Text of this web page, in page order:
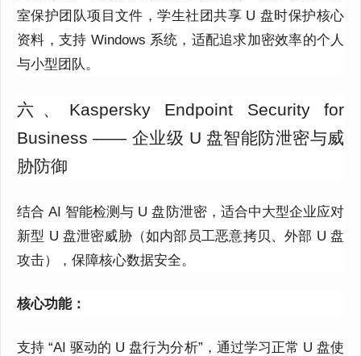
室保护团队项目文件，学生社团共享 U 盘时保护核心
资料，支持 Windows 系统，适配追求加密效率的个人
与小型团队。
六、Kaspersky Endpoint Security for
Business —— 企业级 U 盘智能防泄密与威
胁防御
结合 AI 智能检测与 U 盘防泄密，适合中大型企业应对
新型 U 盘泄密威胁（如内部员工恶意拷贝、外部 U 盘
攻击），保障核心数据安全。
核心功能：
支持 “AI 驱动的 U 盘行为分析”，通过学习正常 U 盘使